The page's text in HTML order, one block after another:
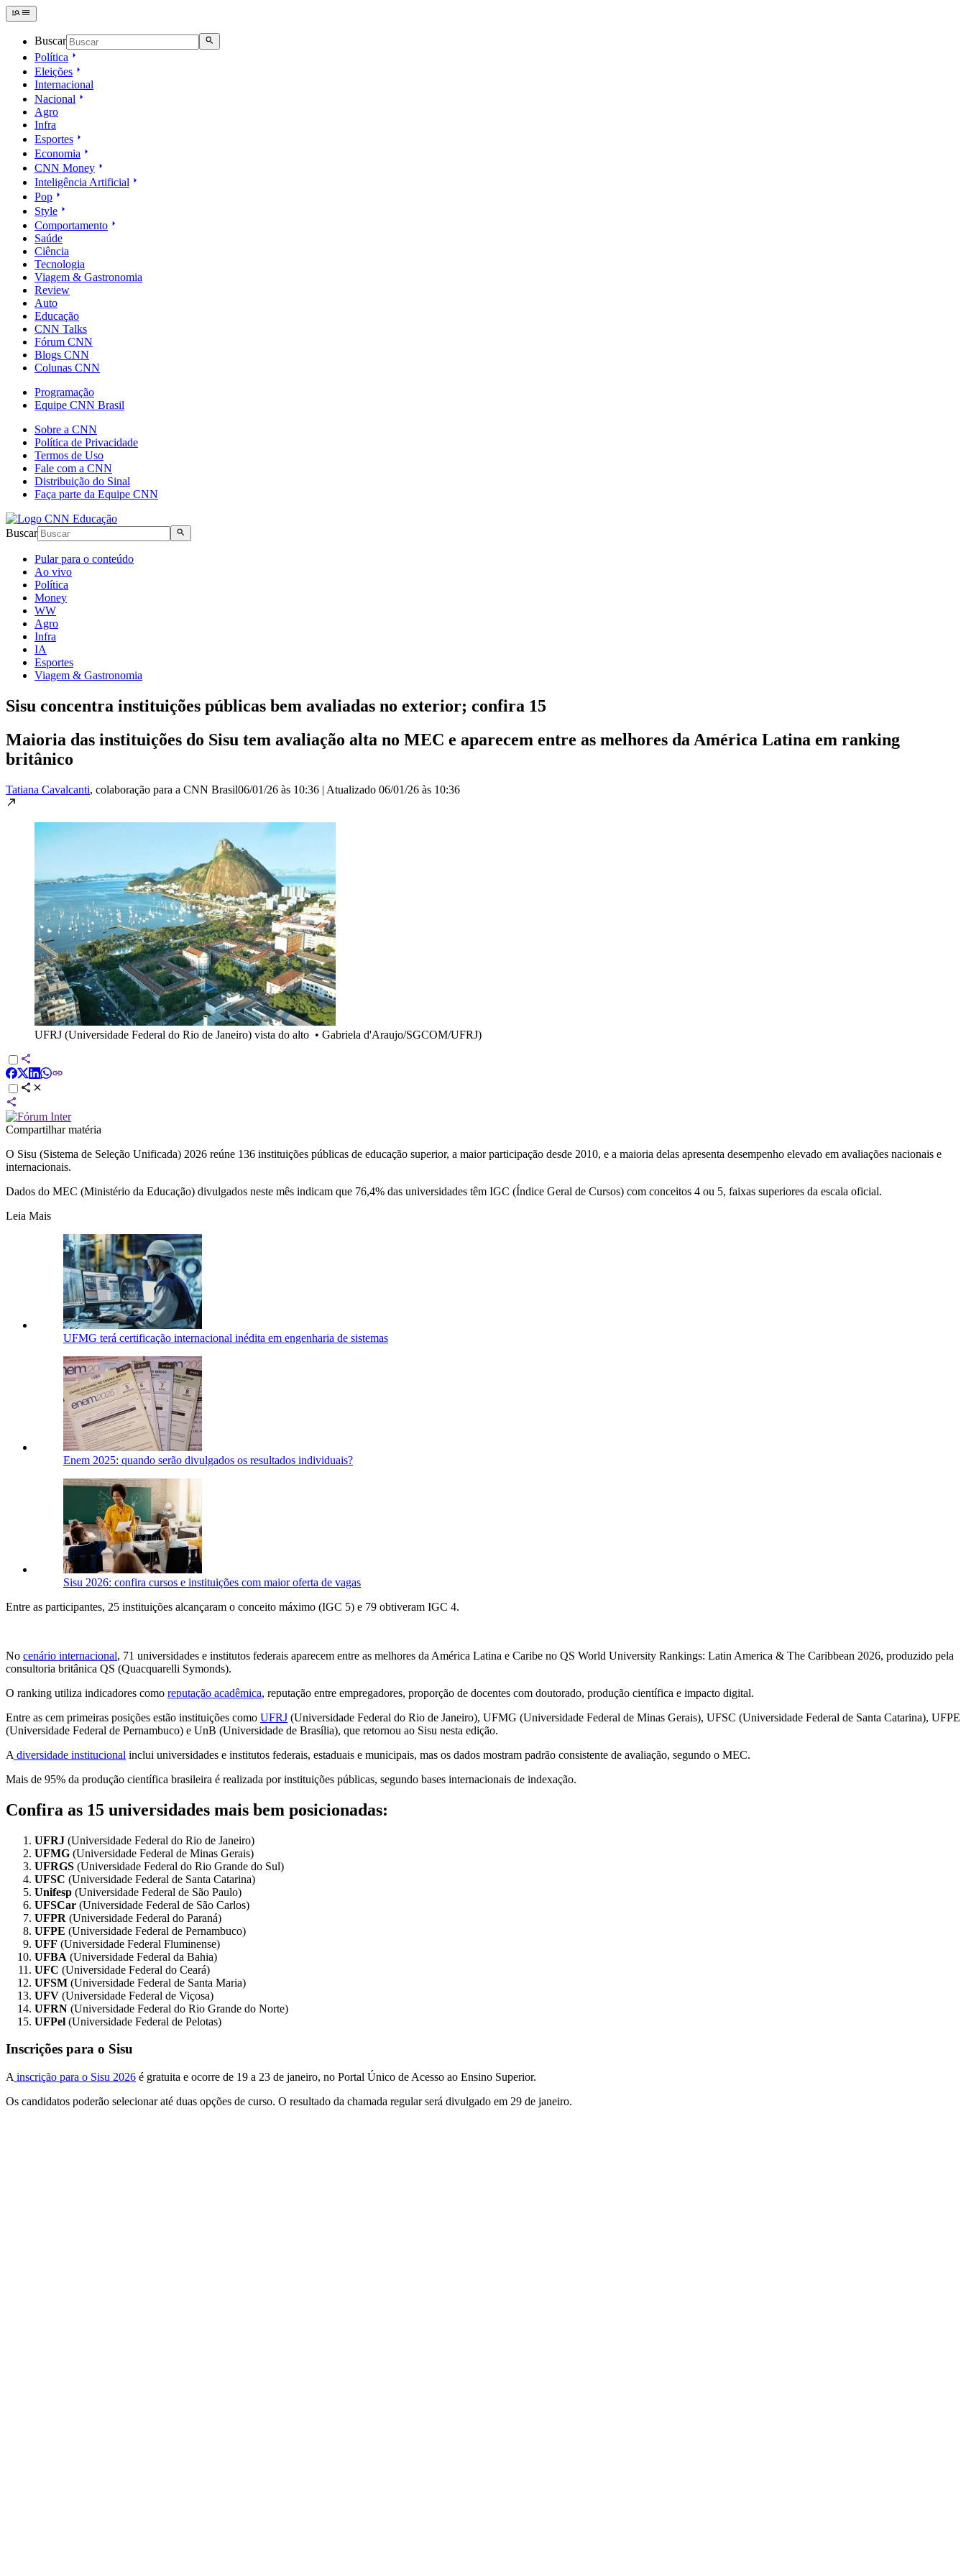
Buscar
Política
Eleições
Internacional
Nacional
Agro
Infra
Esportes
Economia
CNN Money
Inteligência Artificial
Pop
Style
Comportamento
Saúde
Ciência
Tecnologia
Viagem & Gastronomia
Review
Auto
Educação
CNN Talks
Fórum CNN
Blogs CNN
Colunas CNN
Programação
Equipe CNN Brasil
Sobre a CNN
Política de Privacidade
Termos de Uso
Fale com a CNN
Distribuição do Sinal
Faça parte da Equipe CNN
Buscar
Pular para o conteúdo
Ao vivo
Política
Money
WW
Agro
Infra
IA
Esportes
Viagem & Gastronomia
Sisu concentra instituições públicas bem avaliadas no exterior; confira 15
Maioria das instituições do Sisu tem avaliação alta no MEC e aparecem entre as melhores da América Latina em ranking
britânico
Tatiana Cavalcanti, colaboração para a CNN Brasil06/01/26 às 10:36 | Atualizado 06/01/26 às 10:36
UFRJ (Universidade Federal do Rio de Janeiro) vista do alto • Gabriela d'Araujo/SGCOM/UFRJ)
Compartilhar matéria
O Sisu (Sistema de Seleção Unificada) 2026 reúne 136 instituições públicas de educação superior, a maior participação desde 2010, e a maioria delas apresenta desempenho elevado em avaliações nacionais e
internacionais.
Dados do MEC (Ministério da Educação) divulgados neste mês indicam que 76,4% das universidades têm IGC (Índice Geral de Cursos) com conceitos 4 ou 5, faixas superiores da escala oficial.
Leia Mais
UFMG terá certificação internacional inédita em engenharia de sistemas
Enem 2025: quando serão divulgados os resultados individuais?
Sisu 2026: confira cursos e instituições com maior oferta de vagas
Entre as participantes, 25 instituições alcançaram o conceito máximo (IGC 5) e 79 obtiveram IGC 4.
No cenário internacional, 71 universidades e institutos federais aparecem entre as melhores da América Latina e Caribe no QS World University Rankings: Latin America & The Caribbean 2026, produzido pela
consultoria britânica QS (Quacquarelli Symonds).
O ranking utiliza indicadores como reputação acadêmica, reputação entre empregadores, proporção de docentes com doutorado, produção científica e impacto digital.
Entre as cem primeiras posições estão instituições como UFRJ (Universidade Federal do Rio de Janeiro), UFMG (Universidade Federal de Minas Gerais), UFSC (Universidade Federal de Santa Catarina), UFPE
(Universidade Federal de Pernambuco) e UnB (Universidade de Brasília), que retornou ao Sisu nesta edição.
A diversidade institucional inclui universidades e institutos federais, estaduais e municipais, mas os dados mostram padrão consistente de avaliação, segundo o MEC.
Mais de 95% da produção científica brasileira é realizada por instituições públicas, segundo bases internacionais de indexação.
Confira as 15 universidades mais bem posicionadas:
UFRJ (Universidade Federal do Rio de Janeiro)
UFMG (Universidade Federal de Minas Gerais)
UFRGS (Universidade Federal do Rio Grande do Sul)
UFSC (Universidade Federal de Santa Catarina)
Unifesp (Universidade Federal de São Paulo)
UFSCar (Universidade Federal de São Carlos)
UFPR (Universidade Federal do Paraná)
UFPE (Universidade Federal de Pernambuco)
UFF (Universidade Federal Fluminense)
UFBA (Universidade Federal da Bahia)
UFC (Universidade Federal do Ceará)
UFSM (Universidade Federal de Santa Maria)
UFV (Universidade Federal de Viçosa)
UFRN (Universidade Federal do Rio Grande do Norte)
UFPel (Universidade Federal de Pelotas)
Inscrições para o Sisu
A inscrição para o Sisu 2026 é gratuita e ocorre de 19 a 23 de janeiro, no Portal Único de Acesso ao Ensino Superior.
Os candidatos poderão selecionar até duas opções de curso. O resultado da chamada regular será divulgado em 29 de janeiro.